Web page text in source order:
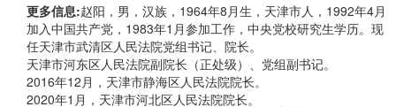
更多信息:赵阳，男，汉族，1964年8月生，天津市人，1992年4月
加入中国共产党，1983年1月参加工作，中央党校研究生学历。现
任天津市武清区人民法院党组书记、院长。
天津市河东区人民法院副院长（正处级）、党组副书记。
2016年12月，天津市静海区人民法院院长。
2020年1月，天津市河北区人民法院院长。